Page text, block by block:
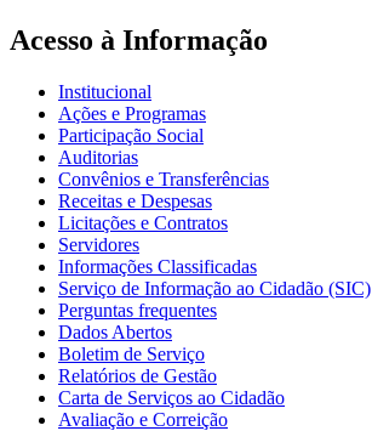
Acesso à Informação
Institucional
Ações e Programas
Participação Social
Auditorias
Convênios e Transferências
Receitas e Despesas
Licitações e Contratos
Servidores
Informações Classificadas
Serviço de Informação ao Cidadão (SIC)
Perguntas frequentes
Dados Abertos
Boletim de Serviço
Relatórios de Gestão
Carta de Serviços ao Cidadão
Avaliação e Correição